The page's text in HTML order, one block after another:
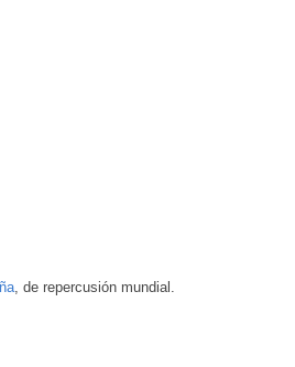
, de repercusión mundial.